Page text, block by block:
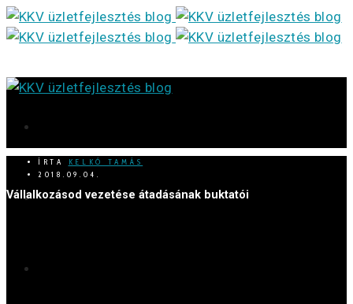
ÍRTA
KELKÓ TAMÁS
2018.09.04.
Vállalkozásod vezetése átadásának buktatói